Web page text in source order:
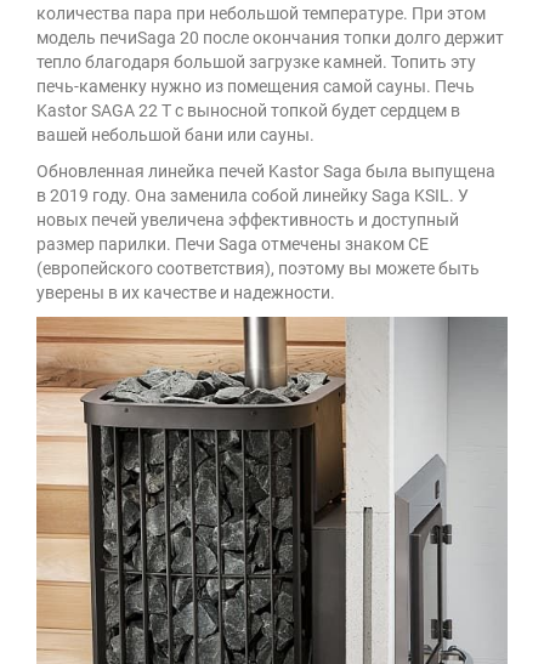
количества пара при небольшой температуре. При этом
модель печиSaga 20 после окончания топки долго держит
тепло благодаря большой загрузке камней. Топить эту
печь-каменку нужно из помещения самой сауны. Печь
Kastor SAGA 22 T с выносной топкой будет сердцем в
вашей небольшой бани или сауны.
Обновленная линейка печей Kastor Saga была выпущена
в 2019 году. Она заменила собой линейку Saga KSIL. У
новых печей увеличена эффективность и доступный
размер парилки. Печи Saga отмечены знаком CE
(европейского соответствия), поэтому вы можете быть
уверены в их качестве и надежности.